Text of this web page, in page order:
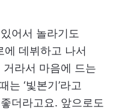
어서 놀라기도
에 데뷔하고 나서
라서 마음에 드는
‘빛본기’라고
더라고요. 앞으로도